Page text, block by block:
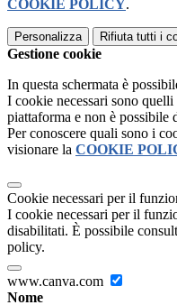
COOKIE POLICY.
Personalizza Rifiuta tutti i
Gestione cookie
In questa schermata è
I cookie necessari sono
piattaforma e non è possibile
Per conoscere quali sono i
visionare la COOKIE
Cookie necessari per il
I cookie necessari per il
disabilitati. È possibile
policy.
www.canva.com
Nome